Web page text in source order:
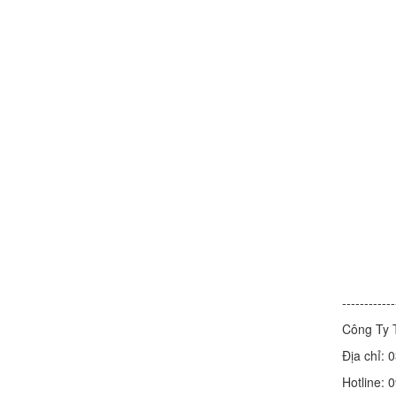
Công Ty
Địa chỉ:
Hotline: